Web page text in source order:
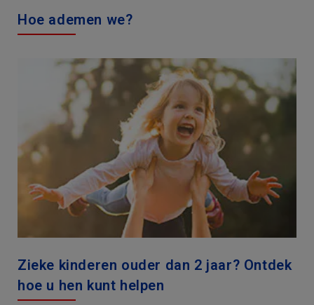
Hoe ademen we?
Zieke kinderen ouder dan 2 jaar? Ontdek
hoe u hen kunt helpen